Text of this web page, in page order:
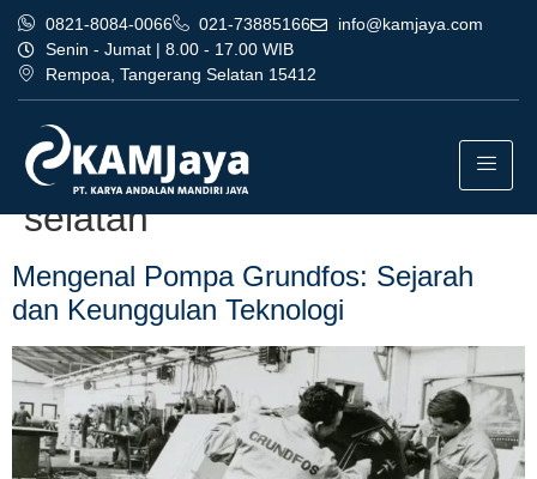
0821-8084-0066 021-73885166
info@kamjaya.com
Senin - Jumat | 8.00 - 17.00 WIB
Rempoa, Tangerang Selatan 15412
Tag:
bandung termurah jakarta
selatan
Mengenal Pompa Grundfos: Sejarah
dan Keunggulan Teknologi